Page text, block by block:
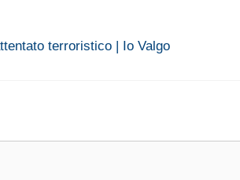
terroristico | Io Valgo